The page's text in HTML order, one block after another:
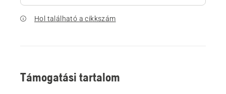
Hol található a cikkszám
Támogatási tartalom